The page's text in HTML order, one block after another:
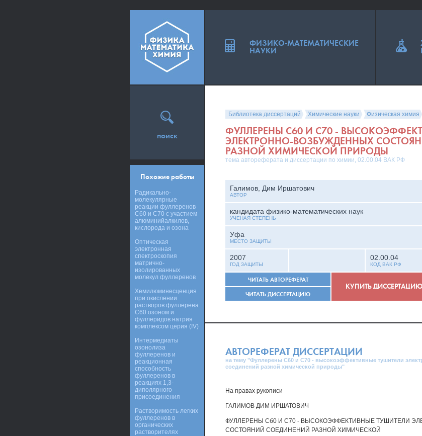
Библиотека диссертаций Химические науки Физическая химия
ФУЛЛЕРЕНЫ C60 И C70 -
ЭЛЕКТРОННО-ВОЗБУЖДЕННЫХ
РАЗНОЙ ХИМИЧЕСКОЙ ПРИРОДЫ
тема автореферата и диссертации по химии, 02.00.04 ВАК РФ
Галимов, Дим Иршатович
АВТОР
кандидата физико-математических наук
УЧЕНАЯ СТЕПЕНЬ
Уфа
МЕСТО ЗАЩИТЫ
2007
ГОД ЗАЩИТЫ
02.00.04
КОД ВАК РФ
ЧИТАТЬ АВТОРЕФЕРАТ
ЧИТАТЬ ДИССЕРТАЦИЮ
КУПИТЬ ДИССЕРТАЦИЮ
АВТОРЕФЕРАТ ДИССЕРТАЦИИ
на тему "Фуллерены C60 и C70 - высокоэффективные тушители
соединений разной химической природы"
На правах рукописи
ГАЛИМОВ ДИМ ИРШАТОВИЧ
ФУЛЛЕРЕНЫ Сб0 И С70 - ВЫСОКОЭФФЕКТИВНЫЕ ТУШИТЕЛИ
СОСТОЯНИЙ СОЕДИНЕНИЙ РАЗНОЙ ХИМИЧЕСКОЙ
поиск
Похожие работы
Радикально-
молекулярные
реакции фуллеренов
C60 и C70 с участием
алюминийалкилов,
кислорода и озона
Оптическая
электронная
спектроскопия
матрично-
изолированных
молекул фуллеренов
Хемилюминесценция
при окислении
растворов фуллерена
C60 озоном и
фуллеридов натрия
комплексом церия (IV)
Интермедиаты
озонолиза
фуллеренов и
реакционная
способность
фуллеренов в
реакциях 1,3-
диполярного
присоединения
Растворимость легких
фуллеренов в
органических
растворителях
ФИЗИКО-МАТЕМАТИЧЕСКИЕ
НАУКИ